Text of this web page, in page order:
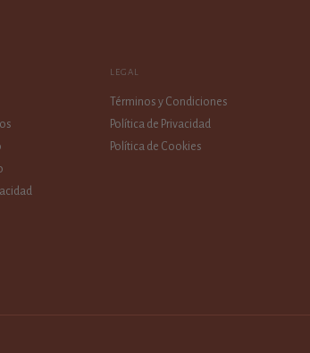
LEGAL
Términos y Condiciones
Política de Privacidad
Política de Cookies